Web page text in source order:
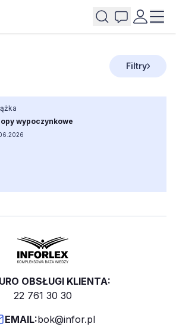
Filtry
wypoczynkowe
OBSŁUGI KLIENTA:
22 761 30 30
EMAIL:bok@infor.pl